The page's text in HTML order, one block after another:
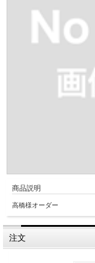
商品説明
高橋様オーダー
注文